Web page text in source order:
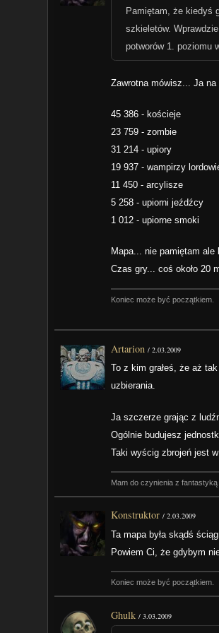
Pamiętam, że kiedyś
szkieletów.
potworów 1. poziomu
Zawrotna mówisz... Ja na
45 386 - kościeje
23 759 - zombie
31 214 - upiory
19 937 - wampirzy
11 450 - arcylisze
5 258 - upiorni jeźdźcy
1 012 - upiorne smoki
Mapa... nie pamiętam ale
Czas gry... coś około 20
Koniec może być początkiem.
Artarion /2.03.2009
To z kim grałeś, że aż
uzbierania.
Ja szczerze grając z
Ogólnie budujesz
Taki wyścig zbrojeń jest
Mam do czynienia z
Konstruktor /2.03.2009
Ta mapa była skądś
Powiem Ci, że gdybym
Koniec może być początkiem.
Ghulk /3.03.2009